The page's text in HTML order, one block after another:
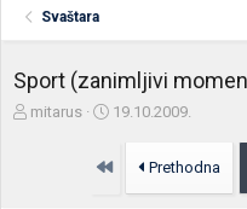
Svaštara
Sport (zanimljivi
Z
mitarus
D
u
19.10.2009.
Prvo Prethodna